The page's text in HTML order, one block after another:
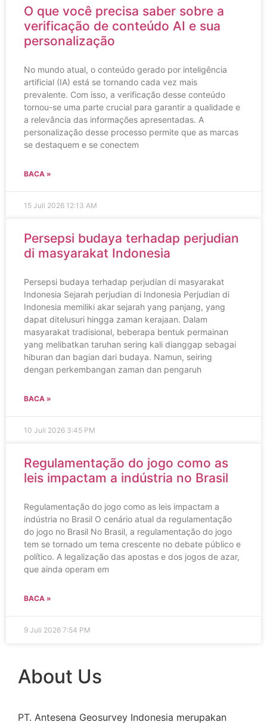
O que você precisa saber sobre a
verificação de conteúdo AI e sua
personalização
No mundo atual, o conteúdo gerado por inteligência
artificial (IA) está se tornando cada vez mais
prevalente. Com isso, a verificação desse conteúdo
tornou-se uma parte crucial para garantir a qualidade e
a relevância das informações apresentadas. A
personalização desse processo permite que as marcas
se destaquem e se conectem
BACA »
15 Juli 2026 12:13 AM
Persepsi budaya terhadap perjudian
di masyarakat Indonesia
Persepsi budaya terhadap perjudian di masyarakat
Indonesia Sejarah perjudian di Indonesia Perjudian di
Indonesia memiliki akar sejarah yang panjang, yang
dapat ditelusuri hingga zaman kerajaan. Dalam
masyarakat tradisional, beberapa bentuk permainan
yang melibatkan taruhan sering kali dianggap sebagai
hiburan dan bagian dari budaya. Namun, seiring
dengan perkembangan zaman dan pengaruh
BACA »
10 Juli 2026 3:45 PM
Regulamentação do jogo como as
leis impactam a indústria no Brasil
Regulamentação do jogo como as leis impactam a
indústria no Brasil O cenário atual da regulamentação
do jogo no Brasil No Brasil, a regulamentação do jogo
tem se tornado um tema crescente no debate público e
político. A legalização das apostas e dos jogos de azar,
que ainda operam em
BACA »
9 Juli 2026 7:54 PM
About Us
PT. Antesena Geosurvey Indonesia merupakan